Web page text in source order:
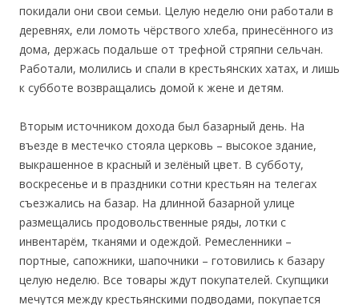
покидали они свои семьи. Целую неделю они работали в
деревнях, ели ломоть чёрствого хлеба, принесённого из
дома, держась подальше от трефной стряпни сельчан.
Работали, молились и спали в крестьянских хатах, и лишь
к субботе возвращались домой к жене и детям.
Вторым источником дохода был базарный день. На
въезде в местечко стояла церковь – высокое здание,
выкрашенное в красный и зелёный цвет. В субботу,
воскресенье и в праздники сотни крестьян на телегах
съезжались на базар. На длинной базарной улице
размещались продовольственные ряды, лотки с
инвентарём, тканями и одеждой. Ремесленники –
портные, сапожники, шапочники – готовились к базару
целую неделю. Все товары ждут покупателей. Скупщики
мечутся между крестьянскими подводами, покупается